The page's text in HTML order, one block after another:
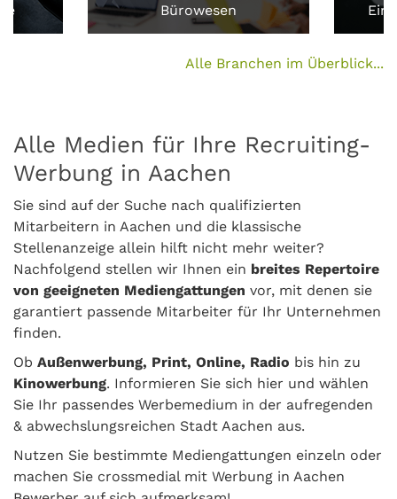
Bürowesen
Alle Branchen im Überblick...
Alle Medien für Ihre Recruiting-
Werbung in Aachen
Sie sind auf der Suche nach qualifizierten
Mitarbeitern in Aachen und die klassische
Stellenanzeige allein hilft nicht mehr weiter?
Nachfolgend stellen wir Ihnen ein breites Repertoire
von geeigneten Mediengattungen vor, mit denen sie
garantiert passende Mitarbeiter für Ihr Unternehmen
finden.
Ob Außenwerbung, Print, Online, Radio bis hin zu
Kinowerbung. Informieren Sie sich hier und wählen
Sie Ihr passendes Werbemedium in der aufregenden
& abwechslungsreichen Stadt Aachen aus.
Nutzen Sie bestimmte Mediengattungen einzeln oder
machen Sie crossmedial mit Werbung in Aachen